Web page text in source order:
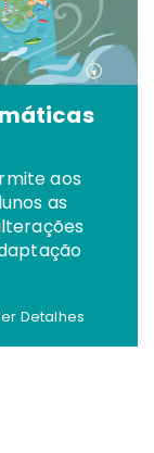
aos
as
Detalhes